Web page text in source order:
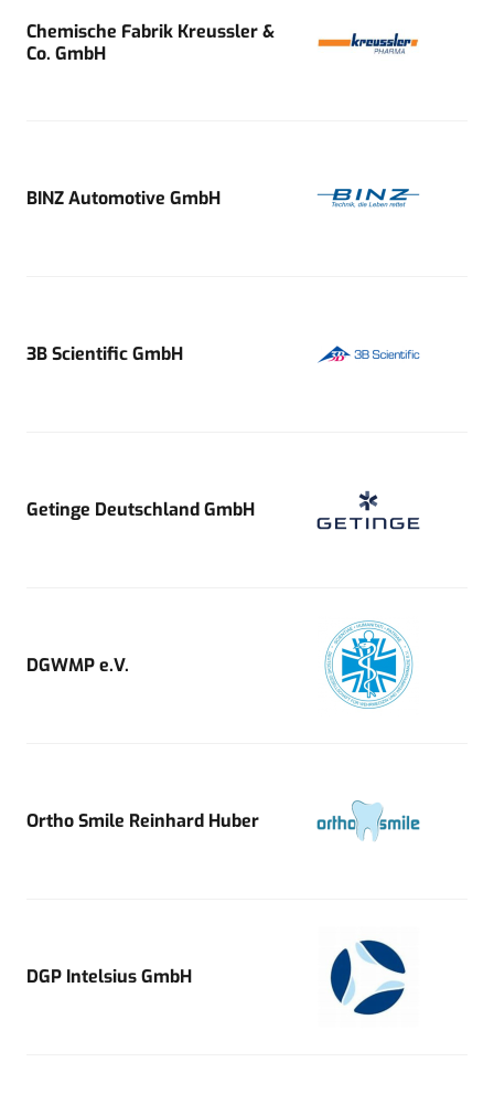
Chemische Fabrik Kreussler &
Co. GmbH
BINZ Automotive GmbH
3B Scientific GmbH
Getinge Deutschland GmbH
DGWMP e.V.
Ortho Smile Reinhard Huber
DGP Intelsius GmbH